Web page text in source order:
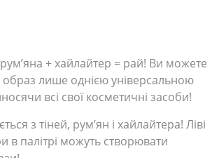
рум’яна + хайлайтер = рай! Ви можете
образ лише однією універсальною
всі свої косметичні засоби!
з тіней, рум’ян і хайлайтера! Ліві
в палітрі можуть створювати